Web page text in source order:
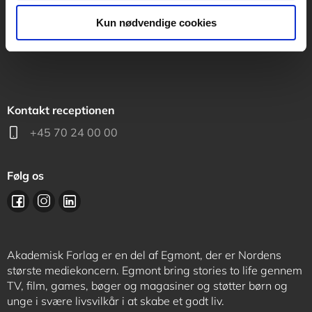
Kun nødvendige cookies
support@akademisk.dk
Kontakt receptionen
+45 70 24 00 00
Følg os
Akademisk Forlag er en del af Egmont, der er Nordens
største mediekoncern. Egmont bring stories to life gennem
TV, film, games, bøger og magasiner og støtter børn og
unge i svære livsvilkår i at skabe et godt liv.